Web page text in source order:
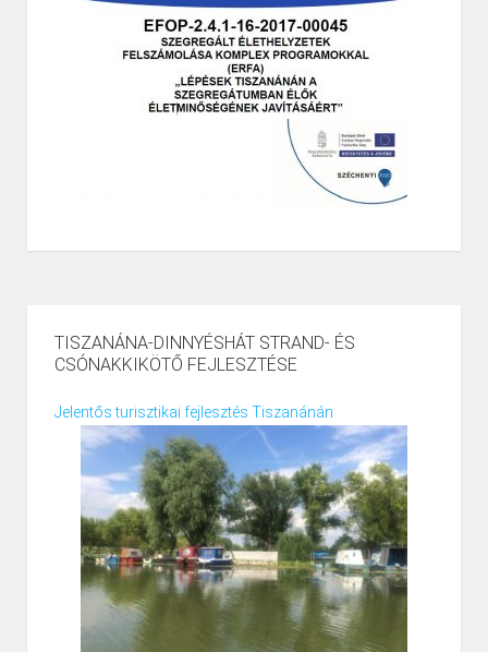
TISZANÁNA-DINNYÉSHÁT STRAND- ÉS
CSÓNAKKIKÖTŐ FEJLESZTÉSE
Jelentős turisztikai fejlesztés Tiszanánán